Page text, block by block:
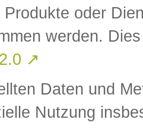
Produkte oder
werden.
↗
Daten und
Nutzung